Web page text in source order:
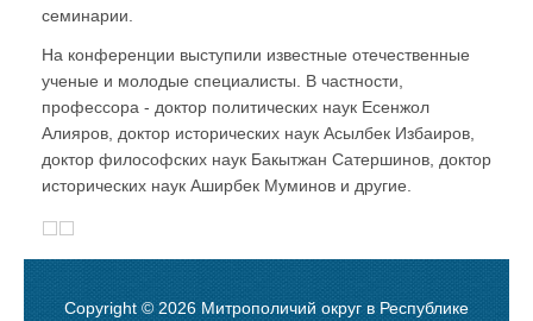
семинарии.
На конференции выступили известные отечественные
ученые и молодые специалисты. В частности,
профессора - доктор политических наук Есенжол
Алияров, доктор исторических наук Асылбек Избаиров,
доктор философских наук Бакытжан Сатершинов, доктор
исторических наук Аширбек Муминов и другие.
Copyright © 2026 Митрополичий округ в Республике